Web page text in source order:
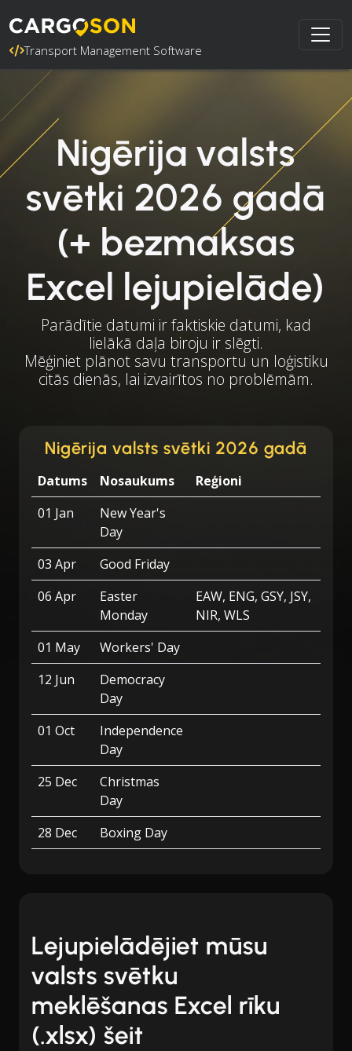
Transport Management Software
Nigērija valsts
svētki 2026 gadā
(+ bezmaksas
Excel lejupielāde)
Parādītie datumi ir faktiskie datumi, kad
lielākā daļa biroju ir slēgti.
Mēģiniet plānot savu transportu un loģistiku
citās dienās, lai izvairītos no problēmām.
Nigērija valsts svētki 2026 gadā
Datums Nosaukums
Reģioni
01 Jan
New Year's
Day
03 Apr
Good Friday
06 Apr
Easter
Monday
EAW, ENG, GSY, JSY,
NIR, WLS
01 May
Workers' Day
12 Jun
Democracy
Day
01 Oct
Independence
Day
25 Dec
Christmas
Day
28 Dec
Boxing Day
Lejupielādējiet mūsu
valsts svētku
meklēšanas Excel rīku
(.xlsx) šeit